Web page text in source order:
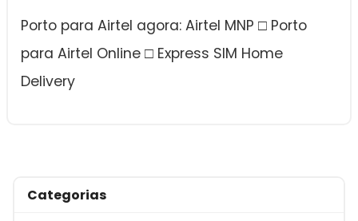
Porto para Airtel agora: Airtel MNP □ Porto
para Airtel Online □ Express SIM Home
Delivery
Categorias